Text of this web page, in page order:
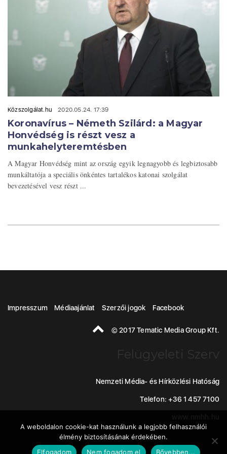
Közszolgálat.hu 2020.05.24. 17:39
Koronavírus – Németh Szilárd: a Magyar
Honvédség is részt vesz a
munkahelyteremtésben
A Magyar Honvédség mint az ország egyik legnagyobb és legbiztosabb
munkáltatója a speciális önkéntes tartalékos katonai szolgálat
bevezetésével vesz részt ...
Impresszum Médiaajánlat Szerzői jogok Facebook
© 2017 Tematic Media Group Kft.
Felügyeleti Szerv
Nemzeti Média- és Hírközlési Hatóság
Telefon: +36 1 457 7100
A weboldalon cookie-kat használunk a legjobb felhasználói
élmény biztosításának érdekében.
Elfogadom
Nem fogadom el Bővebben...